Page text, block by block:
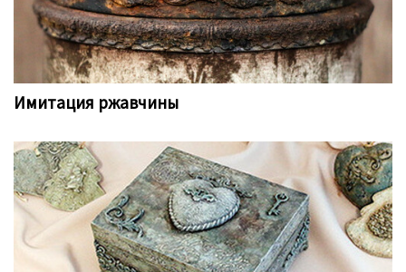
Имитация ржавчины